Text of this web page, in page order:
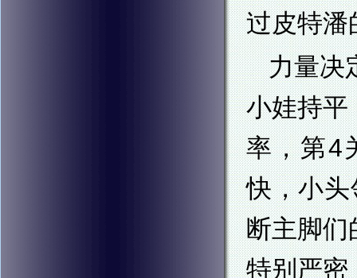
过皮特潘
力量决
小娃持平
率，第4
快，小
断主脚们
特别严密